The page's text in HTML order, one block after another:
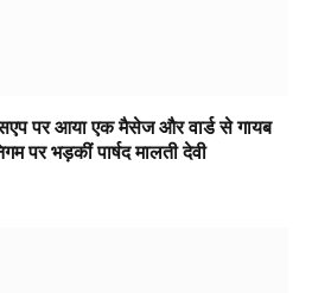
पर आया एक मैसेज और वार्ड से गायब
पर भड़कीं पार्षद मालती देवी